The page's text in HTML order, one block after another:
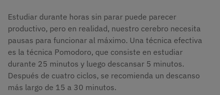
Estudiar durante horas sin parar puede parecer
productivo, pero en realidad, nuestro cerebro necesita
pausas para funcionar al máximo. Una técnica efectiva
es la técnica Pomodoro, que consiste en estudiar
durante 25 minutos y luego descansar 5 minutos.
Después de cuatro ciclos, se recomienda un descanso
más largo de 15 a 30 minutos.